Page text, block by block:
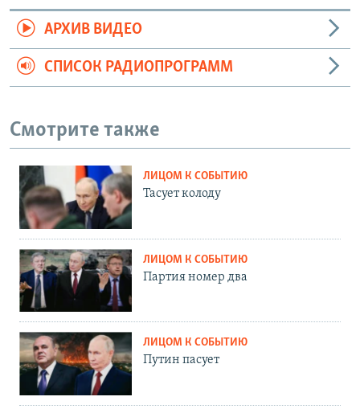
АРХИВ ВИДЕО
СПИСОК РАДИОПРОГРАММ
Смотрите также
ЛИЦОМ К СОБЫТИЮ
Тасует колоду
ЛИЦОМ К СОБЫТИЮ
Партия номер два
ЛИЦОМ К СОБЫТИЮ
Путин пасует